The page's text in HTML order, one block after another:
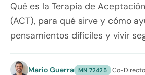
Qué es la Terapia de
(ACT), para qué sirve y cómo
pensamientos difíciles y vivir
Mario Guerra MN 72425 ·Co-